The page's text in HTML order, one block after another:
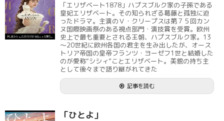
「エリザベート1878」ハプスブルク家の子孫である
皇妃エリザベート。その知られざる葛藤と孤独に迫
ったドラマ。主演のＶ・クリープスは第７５回カン
ヌ国際映画祭のある視点部門・演技賞を受賞。欧州
史上で最も重要とされる王朝、ハプスブルク家。13
～20世紀に欧州各国の君主を生み出したが、オース
トリア帝国の皇帝フランツ・ヨーゼフ1世と結婚した
のが愛称“シシィ”ことエリザベート。美貌の持ち主
として後々まで語り継がれてきた
記事を読む
「ひとよ」